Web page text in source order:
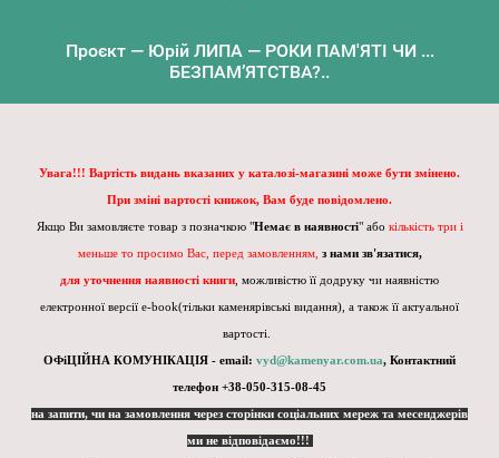
Проєкт — Юрій ЛИПА — РОКИ ПАМ'ЯТІ ЧИ ...
БЕЗПАМ’ЯТСТВА?..
Увага!!! Вартість видань вказаних у каталозі-магазині може бути змінено.
При зміні вартості книжок, Вам буде повідомлено.
Якщо Ви замовляєте товар з позначкою "Немає в наявності" або кількість три і
меньше то просимо Вас, перед замовленням, з нами зв'язатися,
для уточнення наявності книги , можливістю її додруку чи наявністю
електронної версії e-book(тільки каменярівські видання), а також її актуальної
вартості.
ОФіЦІЙНА КОМУНІКАЦІЯ - email: vyd@kamenyar.com.ua, Контактний
телефон +38-050-315-08-45
на запити, чи на замовлення через сторінки соціальних мереж та месенджерів
ми не відповідаємо!!!